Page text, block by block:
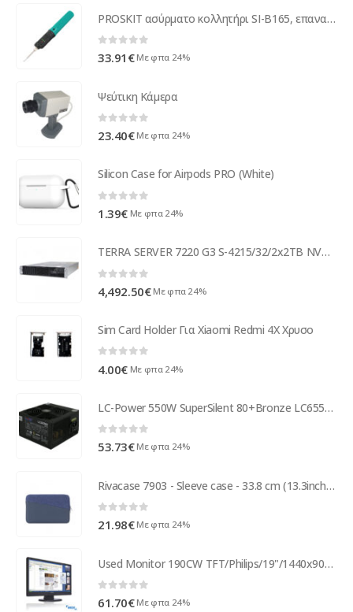
PROSKIT ασύρματο κολλητήρι SI-B165, επαναφορτιζόμενο, 12W, 500 °C
0 out of 5
33.91 € Με φπα 24%
Ψεύτικη Kάμερα
0 out of 5
23.40€ Με φπα 24%
Silicon Case for Airpods PRO (White)
0 out of 5
1.39€ Με φπα 24%
TERRA SERVER 7220 G3 S-4215/32/2x2TB NVMe/VROC 1100200
4,492.50€ Με φπα 24%
Sim Card Holder Για Xiaomi Redmi 4X Χρυσο
4.00€ Με φπα 24%
LC-Power 550W SuperSilent 80+Bronze LC6550 V2.3
0 out of 5
53.73€ Με φπα 24%
Rivacase 7903 - Sleeve case - 33.8 cm (13.3inch) - 240 g - Blue 7903 BLUE
0 out of 5
21.98€ Με φπα 24%
Used Monitor 190CW TFT/Philips/19"/1440x900/wide/Black/Grade B/VGA & DVI-D ( 66374 )
0out of 5
61.70€ Με φπα 24%